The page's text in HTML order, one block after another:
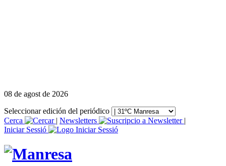
08 de agost de 2026
Seleccionar edición del periódico
Cerca
| Newsletters
|
Iniciar Sessió